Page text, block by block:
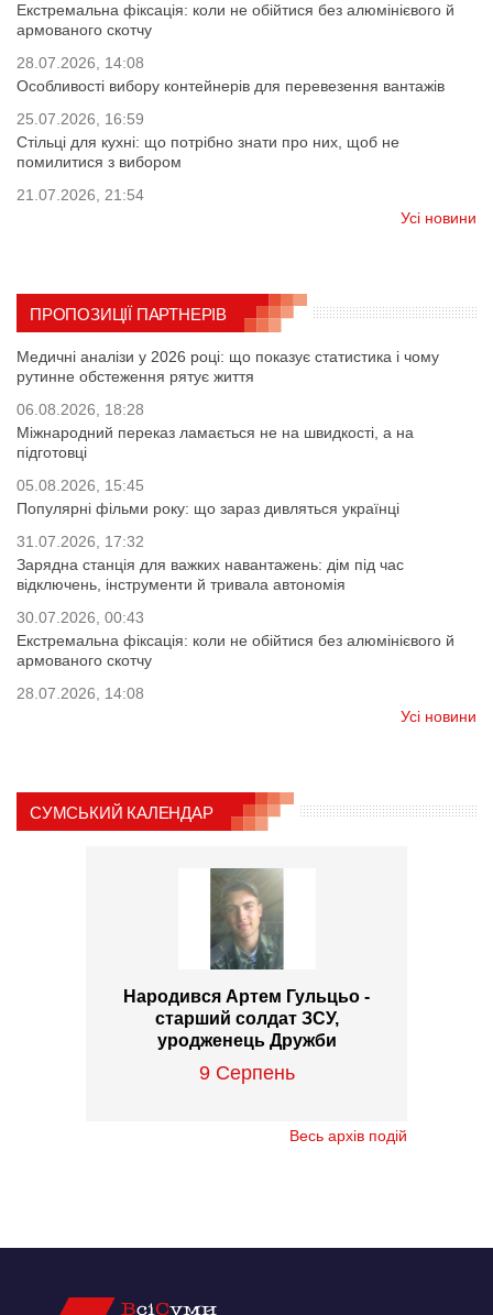
Екстремальна фіксація: коли не обійтися без алюмінієвого й
армованого скотчу
28.07.2026, 14:08
Особливості вибору контейнерів для перевезення вантажів
25.07.2026, 16:59
Стільці для кухні: що потрібно знати про них, щоб не
помилитися з вибором
21.07.2026, 21:54
Усі новини
ПРОПОЗИЦІЇ ПАРТНЕРІВ
Медичні аналізи у 2026 році: що показує статистика і чому
рутинне обстеження рятує життя
06.08.2026, 18:28
Міжнародний переказ ламається не на швидкості, а на
підготовці
05.08.2026, 15:45
Популярні фільми року: що зараз дивляться українці
31.07.2026, 17:32
Зарядна станція для важких навантажень: дім під час
відключень, інструменти й тривала автономія
30.07.2026, 00:43
Екстремальна фіксація: коли не обійтися без алюмінієвого й
армованого скотчу
28.07.2026, 14:08
Усі новини
СУМСЬКИЙ КАЛЕНДАР
Народився Артем Гульцьо -
старший солдат ЗСУ,
уродженець Дружби
9 Серпень
Весь архів подій